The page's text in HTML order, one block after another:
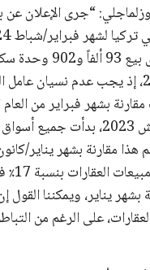
“جرى الإعلان عن
على ذلك، فقد جرى بيع 93
فبراير/شباط 2024، إذ يجب عدم نسيان
بشهر فبراير من
زلزال كهرمان مرعش 2023، بدأت
مقارنة بشهر يناير/
2024،إذ
مقارنة بشهر يناير، ويمكننا
على الرغم من